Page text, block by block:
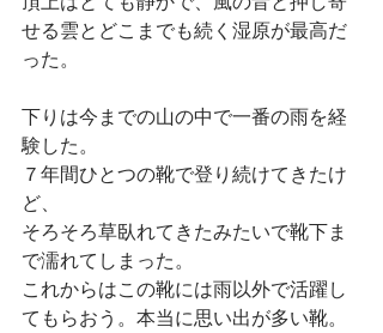
せる雲とどこまでも続く湿原が最高だ
った。
下りは今までの山の中で一番の雨を経
験した。
７年間ひとつの靴で登り続けてきたけ
ど、
そろそろ草臥れてきたみたいで靴下ま
で濡れてしまった。
これからはこの靴には雨以外で活躍し
てもらおう。本当に思い出が多い靴。